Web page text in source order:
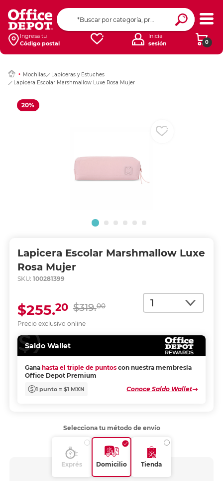
Ingresa tu
Código postal
0
Inicia
sesión
Mochilas
Lapiceras y Estuches
Lapicera Escolar Marshmallow Luxe Rosa Mujer
20%
Lapicera Escolar Marshmallow Luxe
Rosa Mujer
SKU: 100281399
Cantidad
Precio exclusivo online
$319.00
$255.20
Saldo Wallet
Gana hasta el triple de puntos con nuestra membresía
Office Depot Premium
1 punto = $1 MXN Conoce Saldo Wallet
Ingresar Codigo
Selecciona tu método de envío
Exprés Domicilio Tienda